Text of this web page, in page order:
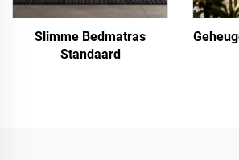
Slimme Bedmatras
Standaard